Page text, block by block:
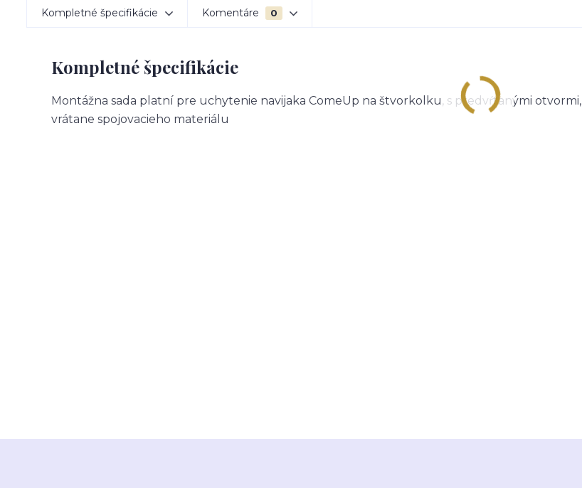
Kompletné špecifikácie Komentáre 0
Kompletné špecifikácie
Montážna sada platní pre uchytenie navijaka ComeUp na štvorkolku, s predvŕtanými otvormi,
vrátane spojovacieho materiálu